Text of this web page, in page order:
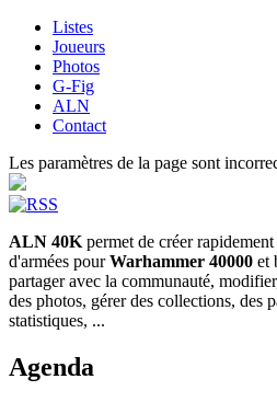
Listes
Joueurs
Photos
G-Fig
ALN
Contact
Les paramètres de la page sont
ALN 40K permet de créer
d'armées pourWarhammer 40000 et
partager avec la communauté,
des photos, gérer des collections, des
statistiques, ...
Agenda